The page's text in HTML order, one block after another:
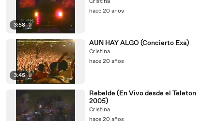
3:58
hace 20 años
3:45
AUN HAY ALGO (Concierto Exa)
Cristina
hace 20 años
Rebelde (En Vivo desde el Teleton
2005)
Cristina